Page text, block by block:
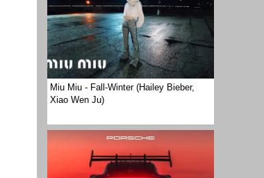
Miu Miu - Fall-Winter (Hailey Bieber,
Xiao Wen Ju)